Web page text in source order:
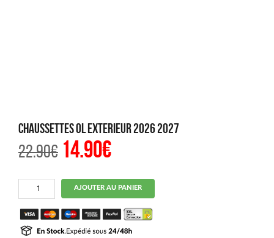
Chaussettes OL Exterieur 2026 2027
22.90€ Le
prix
était :
22.90€.
14.90€Le
prix
est :
14.90€.
quantité
Chaussettes
OL
Exterieur
2026
AJOUTER AU PANIER